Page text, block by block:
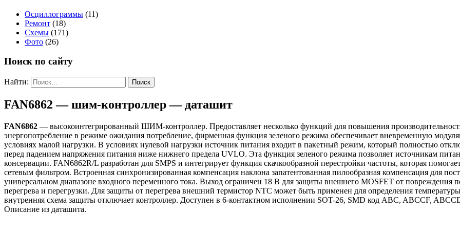
Осциллограммы (11)
Ремонт (18)
Схемы (171)
Фото (26)
Поиск по сайту
Найти:
FAN6862 — шим-контроллер — даташит
FAN6862 — высокоинтегрированный ШИМ-контроллер. Предоставляет несколько функций для повышения
энергопотребление в режиме ожидания потребление, фирменная функция зеленого режима обеспечивает вневременную
условиях малой нагрузки. В условиях нулевой нагрузки источник питания входит в пакетный режим, который полностью
перед падением напряжения питания ниже нижнего предела UVLO. Эта функция зеленого режима позволяет источникам
консервации. FAN6862R/L разработан для SMPS и интегрирует функция скачкообразной перестройки частоты, которая
сетевым фильтром. Встроенная синхронизированная компенсация наклона запатентованная пилообразная компенсация для
универсальном диапазоне входного переменного тока. Выход ограничен 18 В для защиты внешнего MOSFET от
перегрева и перегрузки. Для защиты от перегрева внешний термистор NTC может быть применен для определения
внутренняя схема защиты отключает контроллер. Доступен в 6-контактном исполнении SOT-26, SMD код ABC, ABCCF,
Описание из даташита.